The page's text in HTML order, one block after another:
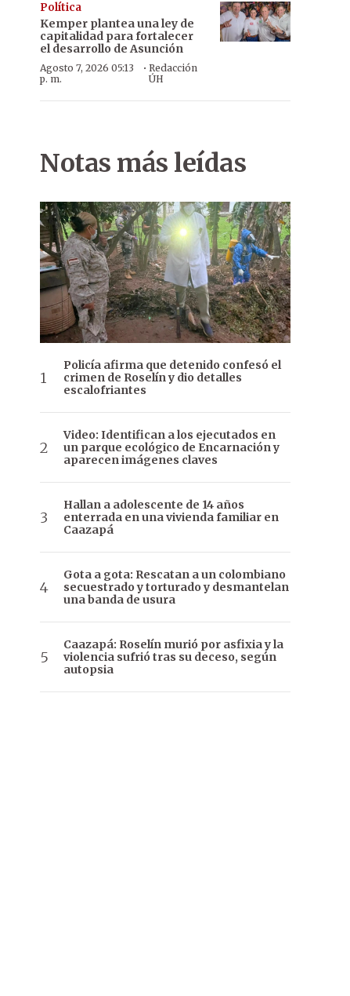
Política
Kemper plantea una ley de
capitalidad para fortalecer
el desarrollo de Asunción
Agosto 7, 2026 05:13
p. m.
· Redacción
ÚH
Notas más leídas
Policía afirma que detenido confesó el
crimen de Roselín y dio detalles
escalofriantes
Video: Identifican a los ejecutados en
un parque ecológico de Encarnación y
aparecen imágenes claves
Hallan a adolescente de 14 años
enterrada en una vivienda familiar en
Caazapá
Gota a gota: Rescatan a un colombiano
secuestrado y torturado y desmantelan
una banda de usura
Caazapá: Roselín murió por asfixia y la
violencia sufrió tras su deceso, según
autopsia